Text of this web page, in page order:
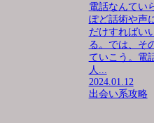
電話なんてい
ぽど話術や声
だけすればい
る。では、そ
ていこう。電
人...
2024.01.12
出会い系攻略